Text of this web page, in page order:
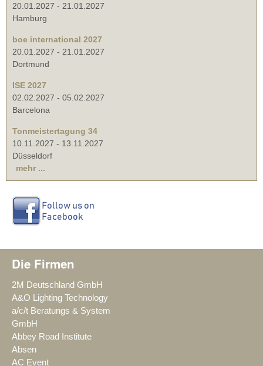
20.01.2027 - 21.01.2027
Hamburg
boe international 2027
20.01.2027 - 21.01.2027
Dortmund
ISE 2027
02.02.2027 - 05.02.2027
Barcelona
Tonmeistertagung 34
10.11.2027 - 13.11.2027
Düsseldorf
mehr ...
Die Firmen
2M Deutschland GmbH
A&O Lighting Technology
a/c/t Beratungs & System
GmbH
Abbey Road Institute
Absen
AC Event